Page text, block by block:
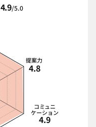
4.9/5.0
提案力
4.8
コミュニ
ケーション
4.9